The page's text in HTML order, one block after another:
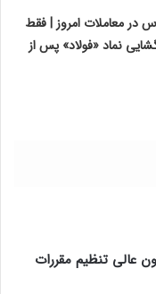
در معاملات امروز | فقط
نماد «فولاد» پس از
عالی تنظیم مقررات